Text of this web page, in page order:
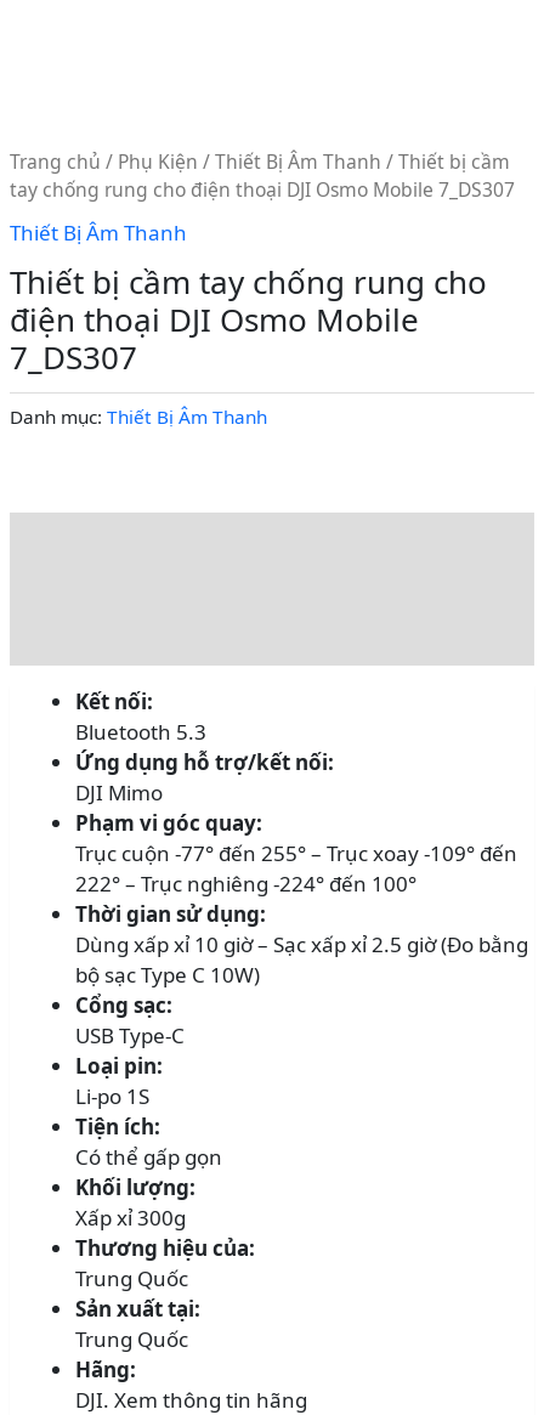
Trang chủ / Phụ Kiện /Thiết Bị Âm Thanh / Thiết bị cầm
tay chống rung cho điện thoại DJI Osmo Mobile 7_DS307
Thiết Bị Âm Thanh
Thiết bị cầm tay chống rung cho
điện thoại DJI Osmo Mobile
7_DS307
Danh mục: Thiết Bị Âm Thanh
Kết nối:
Bluetooth 5.3
Ứng dụng hỗ trợ/kết nối:
DJI Mimo
Phạm vi góc quay:
Trục cuộn -77° đến 255° – Trục xoay -109° đến
222° – Trục nghiêng -224° đến 100°
Thời gian sử dụng:
Dùng xấp xỉ 10 giờ – Sạc xấp xỉ 2.5 giờ (Đo bằng
bộ sạc Type C 10W)
Cổng sạc:
USB Type-C
Loại pin:
Li-po 1S
Tiện ích:
Có thể gấp gọn
Khối lượng:
Xấp xỉ 300g
Thương hiệu của:
Trung Quốc
Sản xuất tại:
Trung Quốc
Hãng:
DJI. Xem thông tin hãng